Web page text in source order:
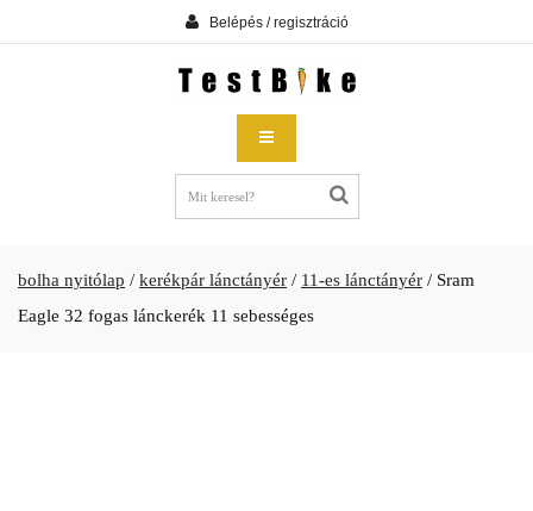
Belépés / regisztráció
bolha nyitólap / kerékpár lánctányér / 11-es lánctányér / Sram
Eagle 32 fogas lánckerék 11 sebességes